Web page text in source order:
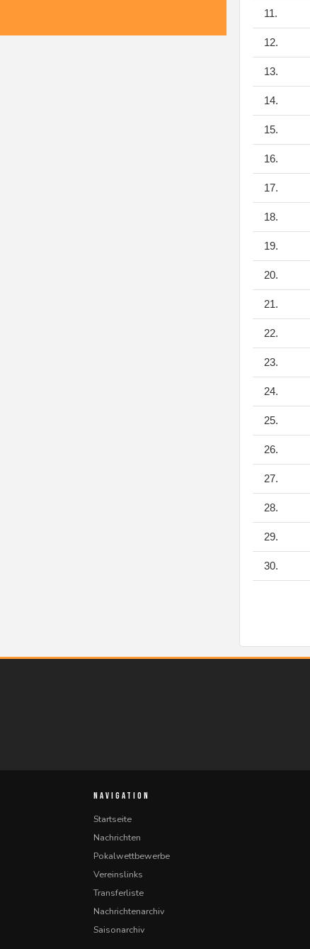
11.
12.
13.
14.
15.
16.
17.
18.
19.
20.
21.
22.
23.
24.
25.
26.
27.
28.
29.
30.
NAVIGATION
Startseite
Nachrichten
Pokalwettbewerbe
Vereinslinks
Transferliste
Nachrichtenarchiv
Saisonarchiv